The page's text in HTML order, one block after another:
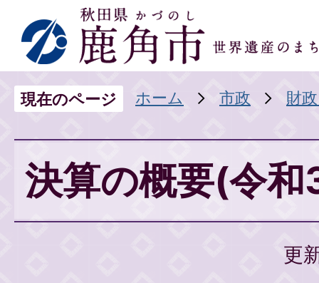
現在のページ ホーム 市政 財
決算の概要(令
更